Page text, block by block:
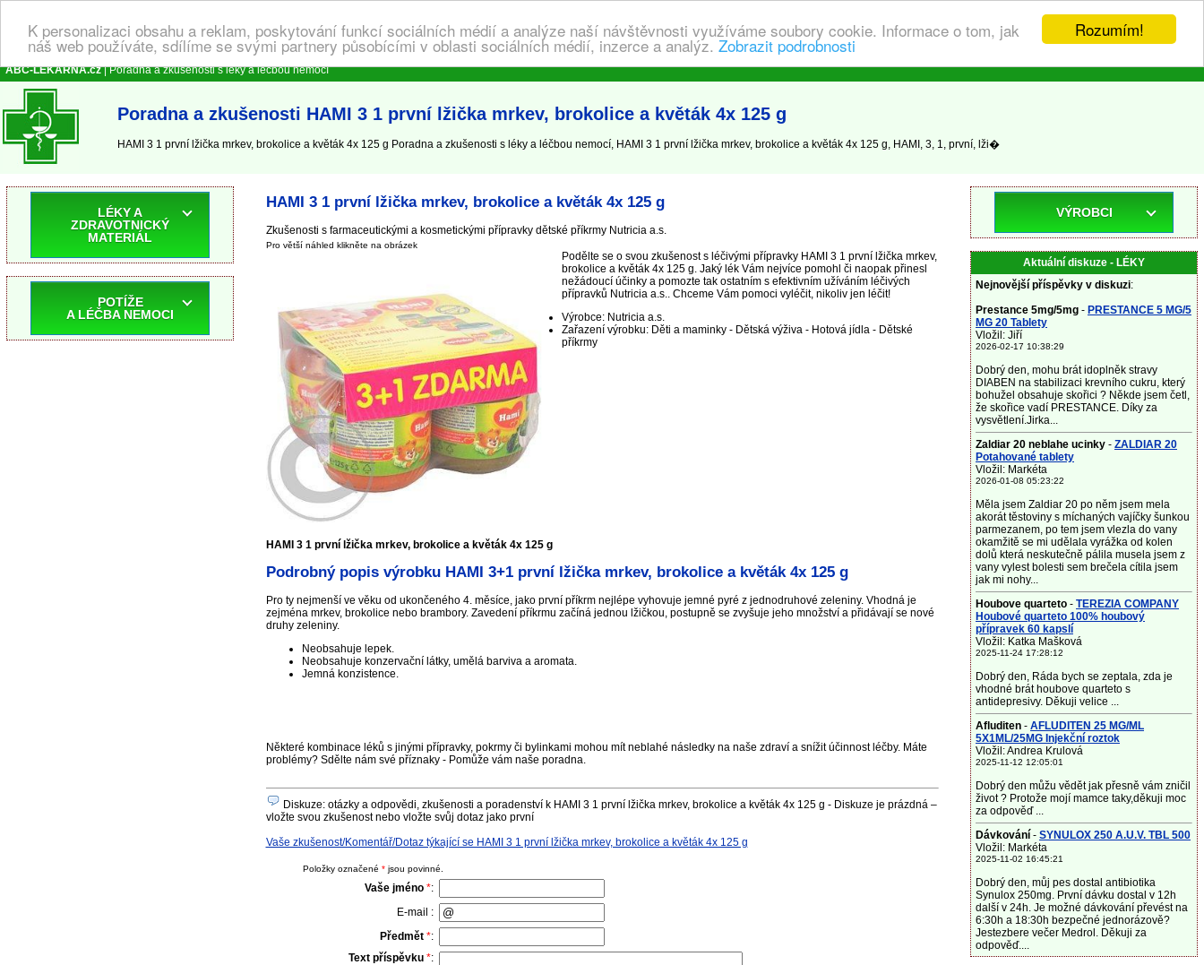
Rozumím!
K personalizaci obsahu a reklam, poskytování funkcí sociálních médií a analýze naší návštěvnosti využíváme soubory cookie. Informace o tom, jak
náš web používáte, sdílíme se svými partnery působícími v oblasti sociálních médií, inzerce a analýz. Zobrazit podrobnosti
ABC-LEKARNA.cz| Poradna a zkušenosti s léky a léčbou nemocí
Poradna a zkušenosti HAMI 3 1 první lžička mrkev, brokolice a květák 4x 125 g
HAMI 3 1 první lžička mrkev, brokolice a květák 4x 125 g Poradna a zkušenosti s léky a léčbou nemocí, HAMI 3 1 první lžička mrkev, brokolice a květák 4x 125 g, HAMI, 3, 1, první, lži�
HAMI 3 1 první lžička mrkev, brokolice a květák 4x 125 g
Zkušenosti s farmaceutickými a kosmetickými přípravky dětské příkrmy Nutricia a.s.
Pro větší náhled klikněte na obrázek
Podělte se o svou zkušenost s léčivými přípravky HAMI 3 1 první lžička mrkev,
brokolice a květák 4x 125 g. Jaký lék Vám nejvíce pomohl či naopak přinesl
nežádoucí účinky a pomozte tak ostatním s efektivním užíváním léčivých
přípravků Nutricia a.s.. Chceme Vám pomoci vyléčit, nikoliv jen léčit!
Výrobce: Nutricia a.s.
Zařazení výrobku: Děti a maminky - Dětská výživa - Hotová jídla - Dětské
příkrmy
HAMI 3 1 první lžička mrkev, brokolice a květák 4x 125 g
Podrobný popis výrobku HAMI 3+1 první lžička mrkev, brokolice a květák 4x 125 g
Pro ty nejmenší ve věku od ukončeného 4. měsíce, jako první příkrm nejlépe vyhovuje jemné pyré z jednodruhové zeleniny. Vhodná je
zejména mrkev, brokolice nebo brambory. Zavedení příkrmu začíná jednou lžičkou, postupně se zvyšuje jeho množství a přidávají se nové
druhy zeleniny.
Neobsahuje lepek.
Neobsahuje konzervační látky, umělá barviva a aromata.
Jemná konzistence.
Některé kombinace léků s jinými přípravky, pokrmy či bylinkami mohou mít neblahé následky na naše zdraví a snížit účinnost léčby. Máte
problémy? Sdělte nám své příznaky - Pomůže vám naše poradna.
Diskuze: otázky a odpovědi, zkušenosti a poradenství k HAMI 3 1 první lžička mrkev, brokolice a květák 4x 125 g - Diskuze je prázdná –
vložte svou zkušenost nebo vložte svůj dotaz jako první
Vaše zkušenost/Komentář/Dotaz týkající se HAMI 3 1 první lžička mrkev, brokolice a květák 4x 125 g
Položky označené *jsou povinné.
Vaše jméno *:
E-mail :
Předmět *:
Text příspěvku *:
LÉKY A
ZDRAVOTNICKÝ
MATERIÁL
POTÍŽE
A LÉČBA NEMOCI
VÝROBCI
Aktuální diskuze - LÉKY
Nejnovější příspěvky v diskuzi:
Prestance 5mg/5mg - PRESTANCE 5 MG/5
MG 20 Tablety
Vložil: Jiří
2026-02-17 10:38:29
Dobrý den, mohu brát idoplněk stravy
DIABEN na stabilizaci krevního cukru, který
bohužel obsahuje skořici ? Někde jsem četl,
že skořice vadí PRESTANCE. Díky za
vysvětlení.Jirka...
Zaldiar 20 neblahe ucinky - ZALDIAR 20
Potahované tablety
Vložil: Markéta
2026-01-08 05:23:22
Měla jsem Zaldiar 20 po něm jsem mela
akorát těstoviny s míchaných vajíčky šunkou
parmezanem, po tem jsem vlezla do vany
okamžitě se mi udělala vyrážka od kolen
dolů která neskutečně pálila musela jsem z
vany vylest bolesti sem brečela cítila jsem
jak mi nohy...
Houbove quarteto - TEREZIA COMPANY
Houbové quarteto 100% houbový
přípravek 60 kapslí
Vložil: Katka Mašková
2025-11-24 17:28:12
Dobrý den, Ráda bych se zeptala, zda je
vhodné brát houbove quarteto s
antidepresivy. Děkuji velice ...
Afluditen - AFLUDITEN 25 MG/ML
5X1ML/25MG Injekční roztok
Vložil: Andrea Krulová
2025-11-12 12:05:01
Dobrý den můžu vědět jak přesně vám zničil
život ? Protože mojí mamce taky,děkuji moc
za odpověď ...
Dávkování - SYNULOX 250 A.U.V. TBL 500
Vložil: Markéta
2025-11-02 16:45:21
Dobrý den, můj pes dostal antibiotika
Synulox 250mg. První dávku dostal v 12h
další v 24h. Je možné dávkování převést na
6:30h a 18:30h bezpečné jednorázově?
Jestezbere večer Medrol. Děkuji za
odpověď....